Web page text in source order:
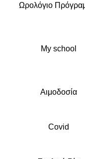
Ωρολόγιο
My school
Αιμοδοσία
Covid